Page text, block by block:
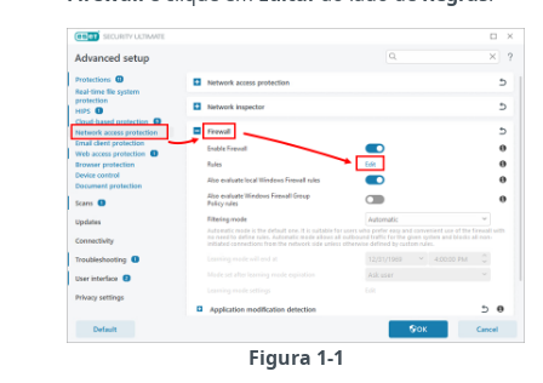
Figura 1-1